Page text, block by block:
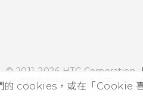
的 cookies，或在「Cookie
© 2011-2026 HTC Corporation
宏達國際電子股份有限公司 | 統一